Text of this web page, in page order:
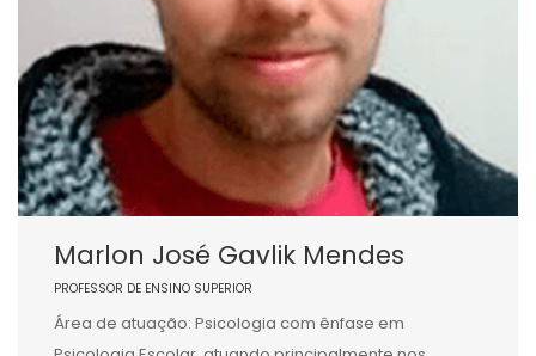
Marlon José Gavlik Mendes
PROFESSOR DE ENSINO SUPERIOR
Área de atuação: Psicologia com ênfase em